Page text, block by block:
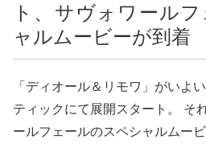
ト、サヴォワール
ャルムービーが到着
「ディオール＆リモワ」がいよ
ティックにて展開スタート。 そ
ールフェールのスペシャルムー